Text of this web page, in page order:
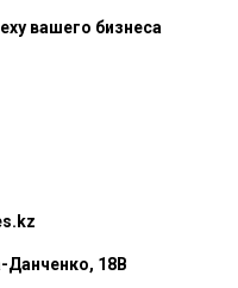
вашего бизнеса
18В